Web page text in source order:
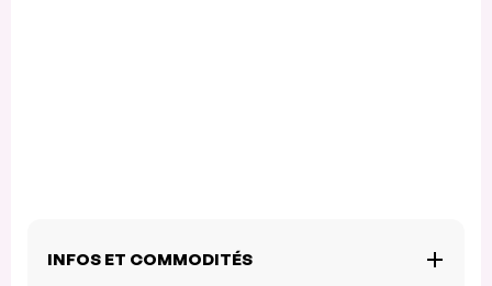
INFOS ET COMMODITÉS